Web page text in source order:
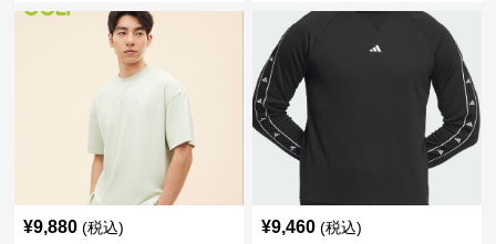
¥9,880 (税込) ¥9,460 (税込)